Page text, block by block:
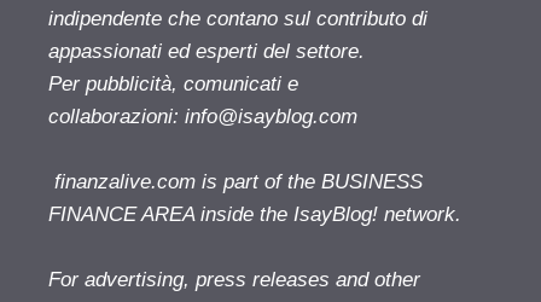
indipendente che contano sul contributo di
appassionati ed esperti del settore.
Per pubblicità, comunicati e
collaborazioni: info@isayblog.com
finanzalive.com is part of the BUSINESS
FINANCE AREA inside the IsayBlog! network.
For advertising, press releases and other